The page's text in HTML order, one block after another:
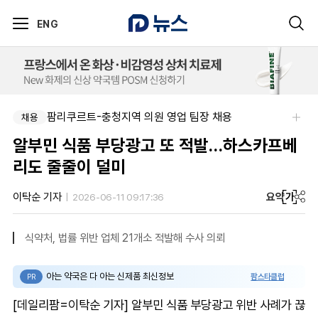
ENG
채용 팜리쿠르트-충청지역 의원 영업 팀장 채용
알부민 식품 부당광고 또 적발…하스카프베
리도 줄줄이 덜미
이탁순 기자 2026-06-11 09:17:36 요약가
식약처, 법률 위반 업체 21개소 적발해 수사 의뢰
PR 아는 약국은 다 아는 신제품 최신정보 팜스타클럽
[데일리팜=이탁순 기자] 알부민 식품 부당광고 위반 사례가 끊